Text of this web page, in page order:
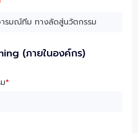
(ภายในองค์กร)
*